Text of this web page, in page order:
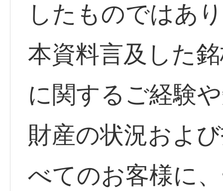
したものではあ
本資料言及した
に関するご経験
財産の状況およ
べてのお客様に